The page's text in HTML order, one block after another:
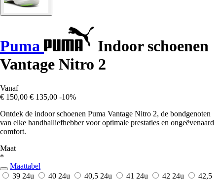
Puma
Indoor schoenen
Vantage Nitro 2
Vanaf
€ 150,00 € 135,00 -10%
Ontdek de indoor schoenen Puma Vantage Nitro 2, de bondgenoten
van elke handballiefhebber voor optimale prestaties en ongeëvenaard
comfort.
Maat
*
Maattabel
39 24u 40 24u 40,5 24u 41 24u 42 24u
42,5